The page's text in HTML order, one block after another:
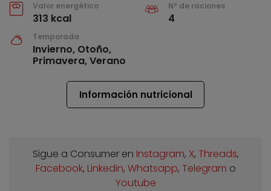
Valor energético
313 kcal
Nº de raciones
4
Temporada
Invierno, Otoño,
Primavera, Verano
Información nutricional
Sigue a Consumer en Instagram, X, Threads,
Facebook, Linkedin, Whatsapp, Telegram o
Youtube